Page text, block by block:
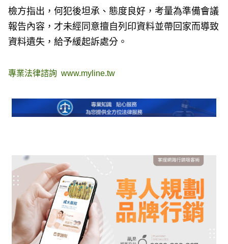
檢方指出，何犯後坦承、態度良好，考量為準備會議
報告內容，才未經同意擅自列印資料並帶回家而導致
資料遺失，給予緩起訴處分。
專業法律諮詢www.myline.tw